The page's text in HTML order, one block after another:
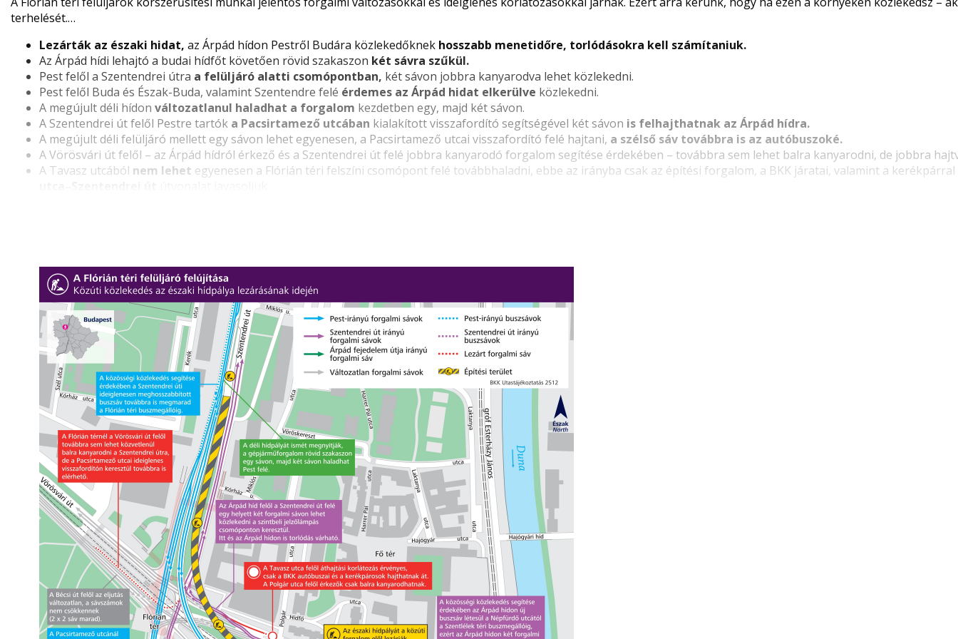
terhelését.
Ha mindenképp autóba kell ülnöd, és teheted, kerüld a Flórián teret, válassz más útvonalat.
Lezárták az északi hidat, az Árpád hídon Pestről Budára közlekedőknek hosszabb menetidőre, torlódásokra kell számítaniuk.
Az Árpád hídi lehajtó a budai hídfőt követően rövid szakaszon két sávra szűkül.
Pest felől a Szentendrei útra a felüljáró alatti csomópontban, két sávon jobbra kanyarodva lehet közlekedni.
Pest felől Buda és Észak-Buda, valamint Szentendre felé érdemes az Árpád hidat elkerülve közlekedni.
A megújult déli hídon változatlanul haladhat a forgalom kezdetben egy, majd két sávon.
A Szentendrei út felől Pestre tartók a Pacsirtamező utcában kialakított visszafordító segítségével két sávon is felhajthatnak az Árpád hídra.
A megújult déli felüljáró mellett egy sávon lehet egyenesen, a Pacsirtamező utcai visszafordító felé hajtani, a szélső sáv továbbra is az autóbuszoké.
A Vörösvári út felől – az Árpád hídról érkező és a Szentendrei út felé jobbra kanyarodó forgalom segítése érdekében – továbbra sem lehet balra kanyarodni, de jobbra
A Tavasz utcából nem lehet egyenesen a Flórián téri felszíni csomópont felé továbbhaladni, ebbe az irányba csak az építési forgalom, a BKK járatai, valamint a